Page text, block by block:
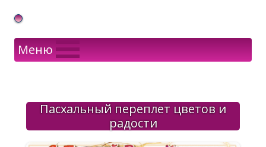
Gif Открытки в подарок
Меню
Пасхальный переплет цветов и
радости